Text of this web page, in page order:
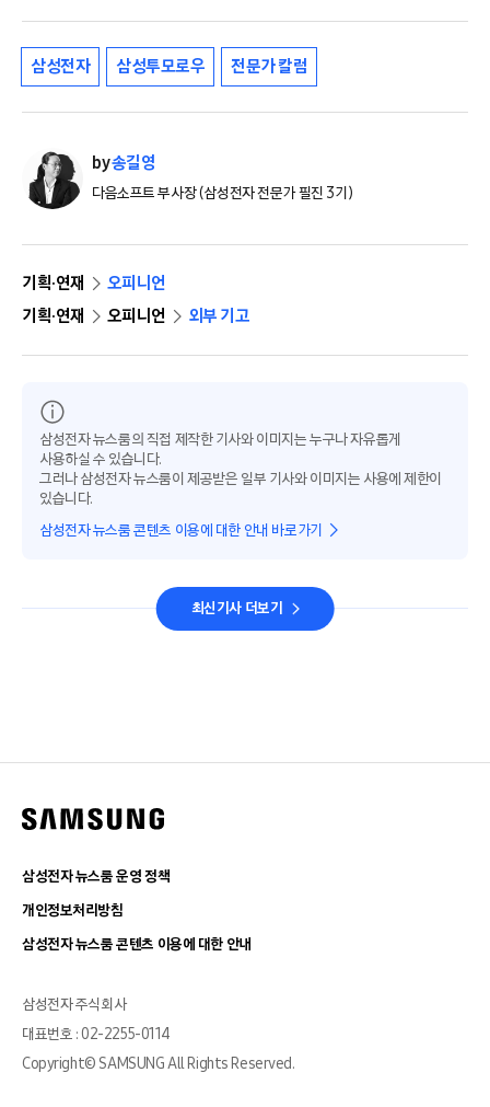
삼성전자 삼성투모로우 전문가 칼럼
by송길영
다음소프트 부사장 (삼성전자 전문가 필진 3기)
기획·연재
오피니언
기획·연재
오피니언 외부 기고
삼성전자 뉴스룸의 직접 제작한 기사와 이미지는 누구나 자유롭게
사용하실 수 있습니다.
그러나 삼성전자 뉴스룸이 제공받은 일부 기사와 이미지는 사용에 제한이
있습니다.
삼성전자 뉴스룸 콘텐츠 이용에 대한 안내 바로가기
최신기사 더보기
삼성전자 뉴스룸 운영 정책
개인정보처리방침
삼성전자 뉴스룸 콘텐츠 이용에 대한 안내
삼성전자 주식회사
대표번호 : 02-2255-0114
Copyright© SAMSUNG All Rights Reserved.